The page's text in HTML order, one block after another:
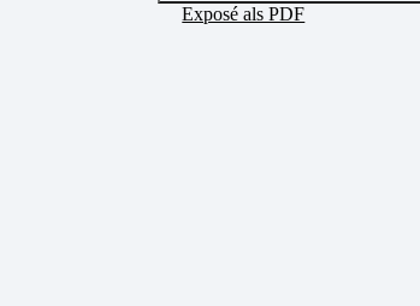
Exposé als PDF